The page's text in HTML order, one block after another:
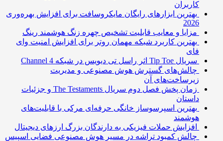
کاربران
بهترین ابزارهای رایگان مایکروسافت برای افزایش بهره‌وری
مزایا و معایب قابلیت تشخیص چهره زنگ هوشمند رینگ
بهترین کاربرد شبکه مهمان روتر برای افزایش امنیت وای
سریال Tip Toe اثر راسل تی دیویس در شبکه Channel 4
چالش‌های گسترش هوش مصنوعی و مدیریت
زیرساخت‌های آن
زمان پخش فصل دوم سریال The Testaments و جزئیات
داستان
بهترین اسپرسوساز خانگی حرفه‌ای مرکی با قابلیت‌های
هوشمند
افزایش حملات فیزیکی به دارندگان بزرگ ارزهای دیجیتال
چالش کمبود تراشه در مسیر هوش مصنوعی فضایی اسپیس